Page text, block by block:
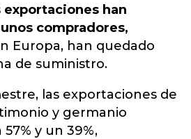
exportaciones han
compradores,
Europa, han quedado
de suministro.
las exportaciones de
y germanio
y un 39%,